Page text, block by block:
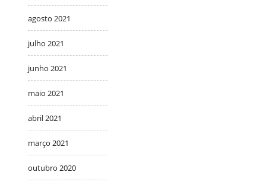
agosto 2021
julho 2021
junho 2021
maio 2021
abril 2021
março 2021
outubro 2020